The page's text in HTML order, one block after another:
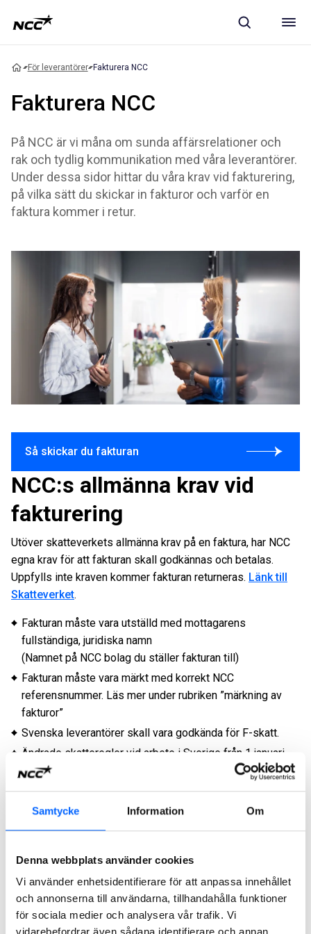
Samtycke Information Om
Denna webbplats använder cookies
Vi använder enhetsidentifierare för att anpassa innehållet
och annonserna till användarna, tillhandahålla funktioner
för sociala medier och analysera vår trafik. Vi
För leverantörer Fakturera NCC
Fakturera NCC
På NCC är vi måna om sunda affärsrelationer och
rak och tydlig kommunikation med våra leverantörer.
Under dessa sidor hittar du våra krav vid fakturering,
på vilka sätt du skickar in fakturor och varför en
faktura kommer i retur.
Så skickar du fakturan
NCC:s allmänna krav vid
fakturering
Utöver skatteverkets allmänna krav på en faktura, har NCC
egna krav för att fakturan skall godkännas och betalas.
Uppfylls inte kraven kommer fakturan returneras. Länk till
Skatteverket.
Fakturan måste vara utställd med mottagarens
fullständiga, juridiska namn
(Namnet på NCC bolag du ställer fakturan till)
Fakturan måste vara märkt med korrekt NCC
referensnummer. Läs mer under rubriken ”märkning av
fakturor”
Svenska leverantörer skall vara godkända för F-skatt.
Ändrade skatteregler vid arbete i Sverige från 1 januari
2021. Även utländska leverantörer till NCC som utför
Registrerat innehav av F-skatt ska framgå i text på
att vi skall kunna säkerställa korrekt
betalningsinformation.
NCC tillämpar betalningsvillkor 30 dagar efter mottagen
och godkänd faktura. Detta gäller om inte annat finns